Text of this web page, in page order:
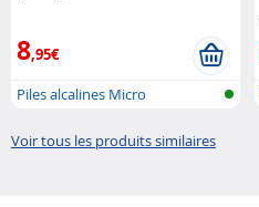
8,95€
Piles alcalines Micro
Voir tous les produits similaires